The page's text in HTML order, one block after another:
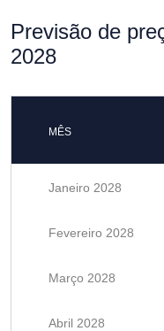
Previsão de
2028
MÊS
Janeiro 2028
Fevereiro 2028
Março 2028
Abril 2028